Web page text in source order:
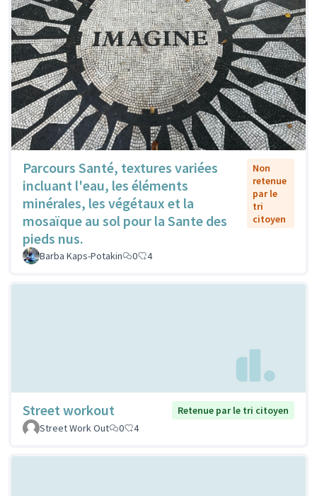
Parcours Santé, textures variées
incluant l'eau, les éléments
minérales, les végétaux et la
mosaïque au sol pour la Sante des
pieds nus.
Non
retenue
par le
tri
citoyen
Barba Kaps-Potakin 0 4
Street workout
Retenue par le tri citoyen
Street Work Out
0 4